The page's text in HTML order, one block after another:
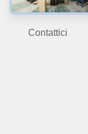
Notizie
Contattici